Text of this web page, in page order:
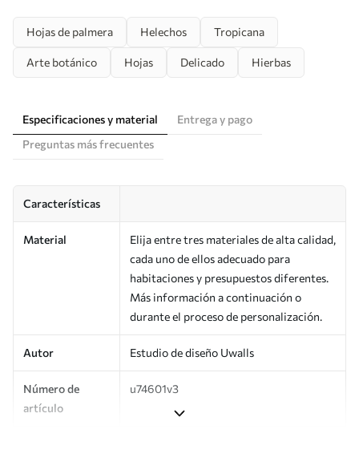
Hojas de palmera Helechos Tropicana
Arte botánico Hojas Delicado Hierbas
Especificaciones y material
Entrega y pago
Preguntas más frecuentes
Características
Material
Elija entre tres materiales de alta calidad,
cada uno de ellos adecuado para
habitaciones y presupuestos diferentes.
Más información a continuación o
durante el proceso de personalización.
Autor Estudio de diseño Uwalls
Número de
artículo
u74601v3